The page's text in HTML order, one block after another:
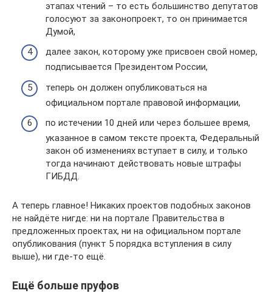
этапах чтений – то есть большинство депутатов
голосуют за законопроект, то он принимается
Думой,
далее закон, которому уже присвоен свой номер,
подписывается Президентом России,
теперь он должен опубликоваться на
официальном портале правовой информации,
по истечении 10 дней или через большее время,
указанное в самом тексте проекта, Федеральный
закон об изменениях вступает в силу, и только
тогда начинают действовать новые штрафы
ГИБДД.
А теперь главное! Никаких проектов подобных законов
не найдёте нигде: ни на портале Правительства в
предложенных проектах, ни на официальном портале
опубликования (пункт 5 порядка вступления в силу
выше), ни где-то ещё.
Ещё больше пруфов